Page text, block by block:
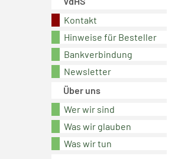
Kontakt
Hinweise für Besteller
Bankverbindung
Newsletter
Über uns
Wer wir sind
Was wir glauben
Was wir tun